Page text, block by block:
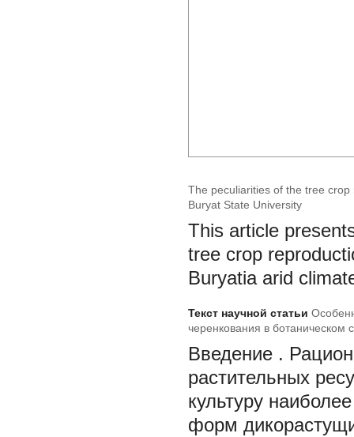
The peculiarities of the tree
Buryat State University
This article
tree crop
Buryatia arid
Текст научной статьи
черенкования в ботаническом
Введение .
растительных
культуру
форм